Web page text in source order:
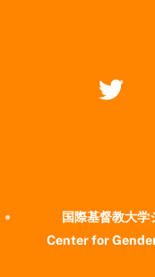
国際基督教大学
Center for